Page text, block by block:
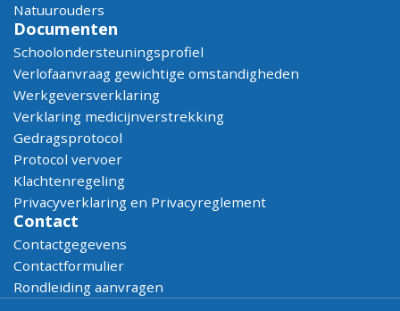
Natuurouders
Documenten
Schoolondersteuningsprofiel
Verlofaanvraag gewichtige omstandigheden
Werkgeversverklaring
Verklaring medicijnverstrekking
Gedragsprotocol
Protocol vervoer
Klachtenregeling
Privacyverklaring en Privacyreglement
Contact
Contactgegevens
Contactformulier
Rondleiding aanvragen